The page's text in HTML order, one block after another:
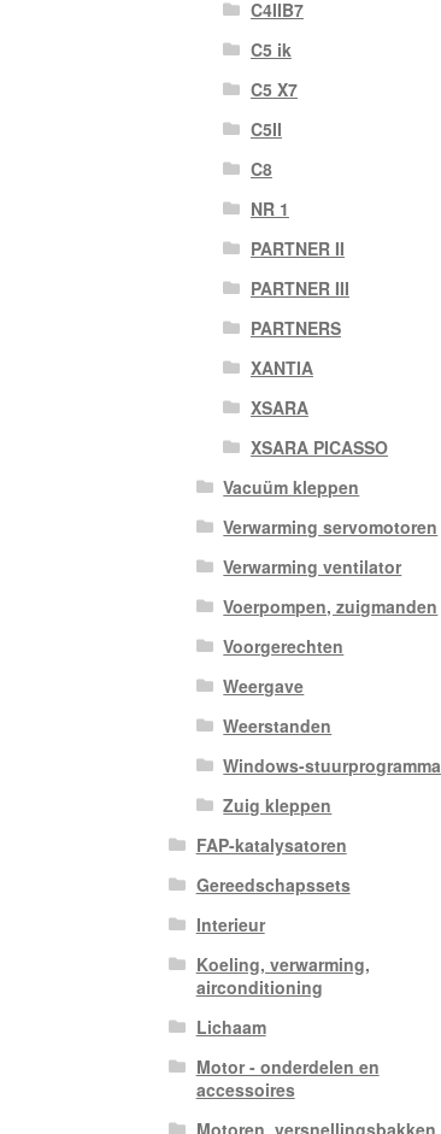
C4IIB7
C5 ik
C5 X7
C5II
C8
NR 1
PARTNER II
PARTNER III
PARTNERS
XANTIA
XSARA
XSARA PICASSO
Vacuüm kleppen
Verwarming servomotoren
Verwarming ventilator
Voerpompen, zuigmanden
Voorgerechten
Weergave
Weerstanden
Windows-stuurprogramma
Zuig kleppen
FAP-katalysatoren
Gereedschapssets
Interieur
Koeling, verwarming,
airconditioning
Lichaam
Motor - onderdelen en
accessoires